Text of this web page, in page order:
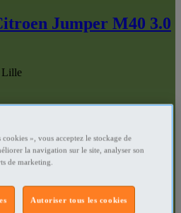
Jumper M40 3.0
Lille
», vous acceptez le stockage de
la navigation sur le site, analyser son
de marketing.
Autoriser tous les cookies